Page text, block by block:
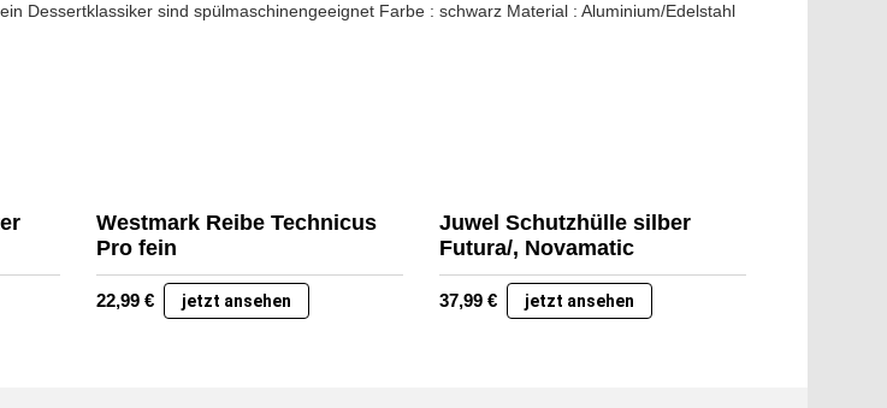
Dessertklassiker sind spülmaschinengeeignet Farbe : schwarz Material : Aluminium/Edelstahl
Westmark Reibe Technicus
Pro fein
22,99 € jetzt ansehen
Juwel Schutzhülle silber
Futura/, Novamatic
37,99 € jetzt ansehen